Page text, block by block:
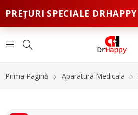
PREȚURI SPECIALE DRHAPPY
Prima Pagină Aparatura Medicala